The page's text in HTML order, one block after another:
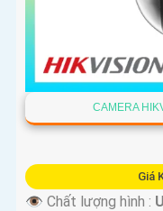
CAMERA
Giá
👁 Chất lượng hình :